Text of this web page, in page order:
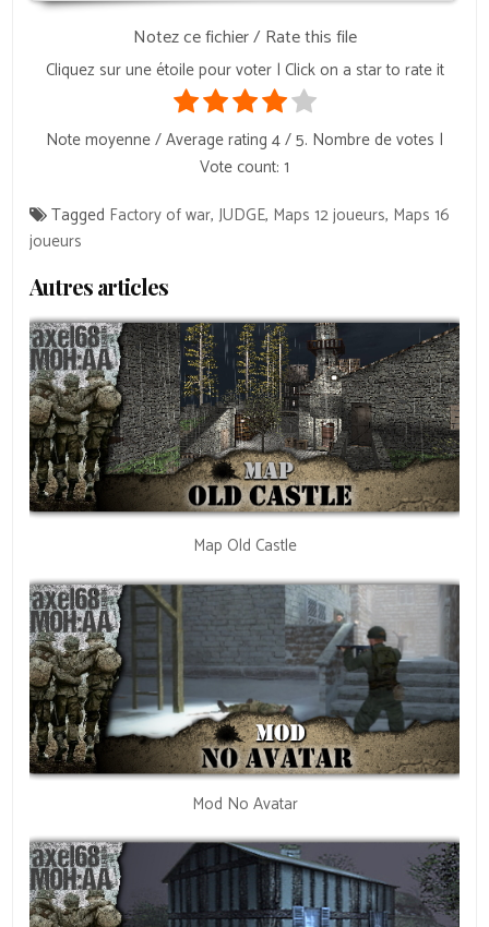
Notez ce fichier / Rate this file
Cliquez sur une étoile pour voter | Click on a star to rate it
Note moyenne / Average rating 4/ 5. Nombre de votes |
Vote count: 1
Tagged Factory of war,JUDGE, Maps 12 joueurs, Maps 16
joueurs
Autres articles
Map Old Castle
Mod No Avatar